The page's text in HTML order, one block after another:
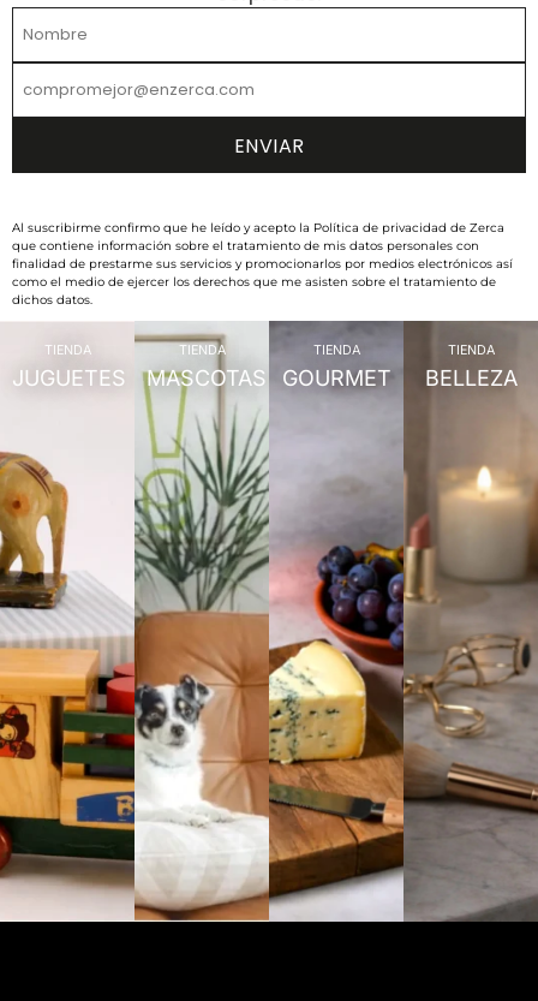
Al suscribirme confirmo que he leído y acepto la Política de privacidad de Zerca
que contiene información sobre el tratamiento de mis datos personales con
finalidad de prestarme sus servicios y promocionarlos por medios electrónicos así
como el medio de ejercer los derechos que me asisten sobre el tratamiento de
dichos datos.
TIENDA
JUGUETES
TIENDA
MASCOTAS
TIENDA
GOURMET
TIENDA
BELLEZA